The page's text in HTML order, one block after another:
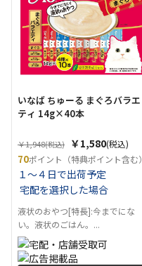
いなば ちゅーる まぐろバラエ
ティ 14g×40本
￥1,948(税込) ￥1,580(税込)
70ポイント（特典ポイント含む）
１～４日で出荷予定
宅配を選択した場合
液状のおやつ[特長]:今までにな
い。液状のごはん。...